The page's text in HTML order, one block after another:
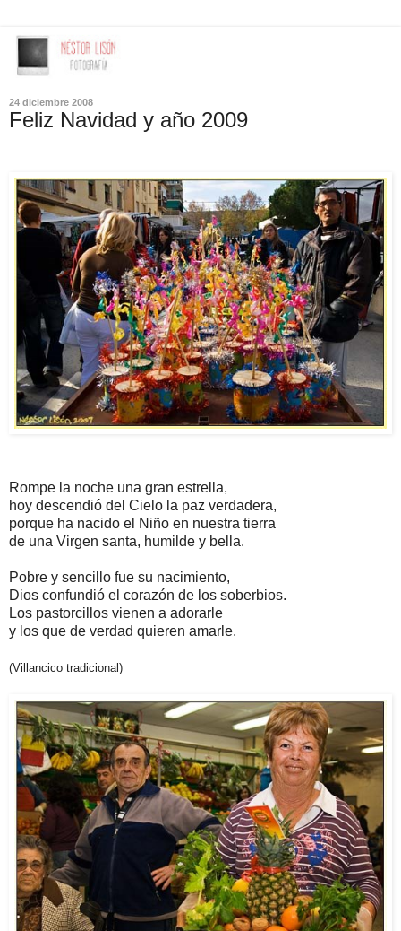
24 diciembre 2008
Feliz Navidad y año 2009
Rompe la noche una gran estrella,
hoy descendió del Cielo la paz verdadera,
porque ha nacido el Niño en nuestra tierra
de una Virgen santa, humilde y bella.
Pobre y sencillo fue su nacimiento,
Dios confundió el corazón de los soberbios.
Los pastorcillos vienen a adorarle
y los que de verdad quieren amarle.
(Villancico tradicional)